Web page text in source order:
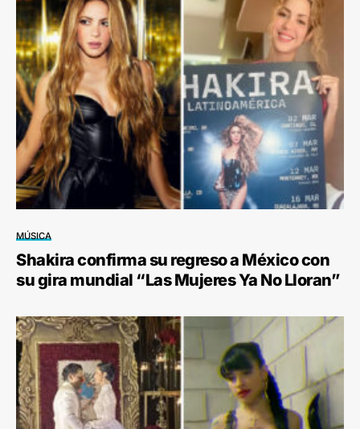
MÚSICA
Shakira confirma su regreso a México con
su gira mundial “Las Mujeres Ya No Lloran”